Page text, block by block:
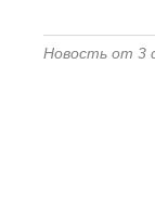
Новость от 3